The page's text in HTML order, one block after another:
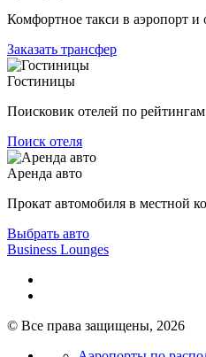
Комфортное такси в аэропорт и
Заказать трансфер
Гостиницы
Поисковик отелей по
Поиск отеля
Аренда авто
Прокат автомобиля в местной
Выбрать авто
Business Lounges
© Все права защищены, 2026